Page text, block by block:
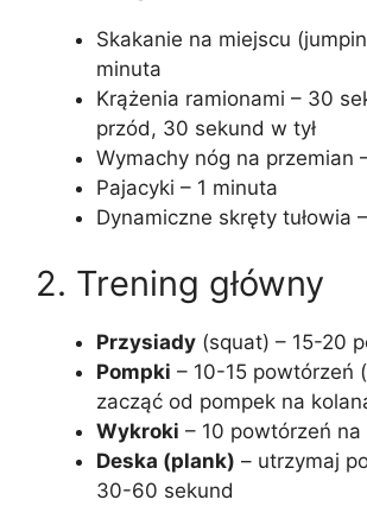
Skakanie na miejscu
minuta
Krążenia ramionami – 30
przód, 30 sekund w tył
Wymachy nóg na przemian
Pajacyki – 1 minuta
Dynamiczne skręty tułowia
2. Trening główny
Przysiady (squat) – 15-20
Pompki – 10-15 powtórzeń
zacząć od pompek na
Wykroki – 10 powtórzeń
Deska (plank) – utrzymaj
30-60 sekund